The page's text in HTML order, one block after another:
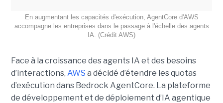
En augmentant les capacités d'exécution, AgentCore d'AWS
accompagne les entreprises dans le passage à l'échelle des agents
IA. (Crédit AWS)
Face à la croissance des agents IA et des besoins
d’interactions, AWS a décidé d’étendre les quotas
d’exécution dans Bedrock AgentCore. La plateforme
de développement et de déploiement d’IA agentique